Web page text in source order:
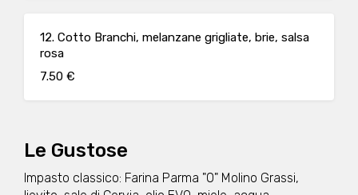
12. Cotto Branchi, melanzane grigliate, brie, salsa
rosa
7.50 €
Le Gustose
Impasto classico: Farina Parma "0" Molino Grassi,